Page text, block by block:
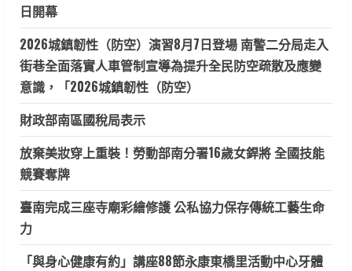
日開幕
2026城鎮韌性（防空）演習8月7日登場 南警二分局走入
街巷全面落實人車管制宣導為提升全民防空疏散及應變
意識，「2026城鎮韌性（防空）
財政部南區國稅局表示
放棄美妝穿上重裝！勞動部南分署16歲女銲將 全國技能
競賽奪牌
臺南完成三座寺廟彩繪修護 公私協力保存傳統工藝生命
力
「與身心健康有約」講座88節永康東橋里活動中心牙體